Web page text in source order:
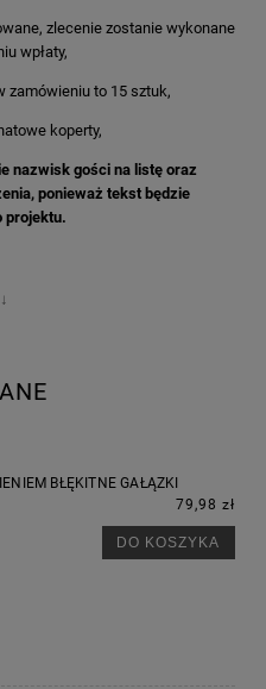
zlecenie zostanie wykonane
wpłaty,
zamówieniu to 15 sztuk,
koperty,
nazwisk gości na listę oraz
ponieważ tekst będzie
projektu.
↓
BŁĘKITNE GAŁĄZKI
79,98 zł
DO KOSZYKA